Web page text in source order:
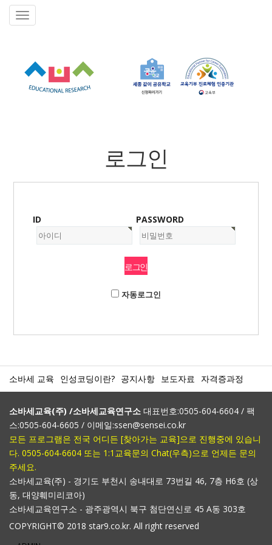
로그인
ID PASSWORD
자동로그인
소바세 교육 인성코딩이란? 공지사항 보도자료 자격증과정
소바세교육(주) /소바세교육연구소 대표번호:0505-604-6604 / 팩
스:0505-604-6605 / 이메일:ssen@sensei.co.kr
모든 프로그램은 전국 어디든 [찾아가는 교육]으로 진행중에 있습니
다. 0505-604-6604 또는 1:1교육문의 Chat(우측)으로 언제든 문의
주세요.
소바세교육(주) - 경기도 부천시 송내대로 73번길 46, 7층 H6호 (상
동, 대양훼미리코아)
소바세교육연구소 - 광주광역시 북구 첨단연신로 45 A동 303호
COPYRIGHT© 2018 star9.co.kr. All right reserved